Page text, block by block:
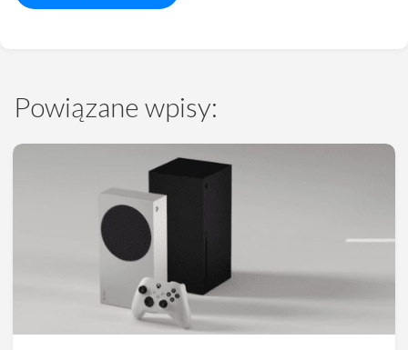
Powiązane wpisy: